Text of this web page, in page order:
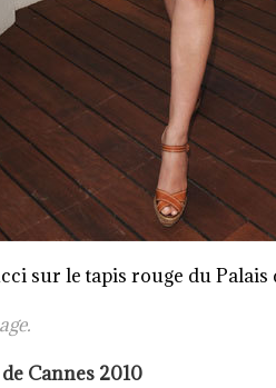
sur le tapis rouge du Palais
Cannes 2010